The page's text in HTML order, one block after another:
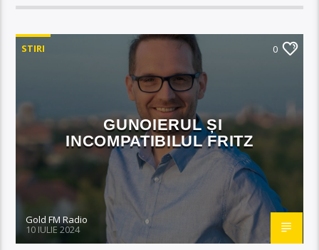
STIRI 0
GUNOIERUL ȘI
INCOMPATIBILUL FRITZ
Gold FM Radio
10 IULIE 2024